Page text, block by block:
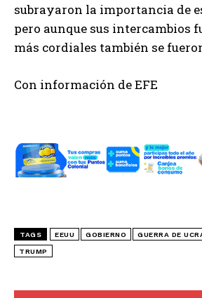
subrayaron la importancia de
pero aunque sus intercambios
más cordiales también se
Con información de EFE
TAGS EEUU GOBIERNO GUERRA DE
TRUMP